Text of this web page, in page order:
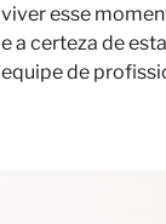
viver esse
e a certeza de
equipe de